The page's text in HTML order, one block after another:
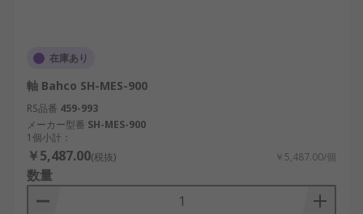
在庫あり
軸 Bahco SH-MES-900
RS品番 459-993
メーカー型番 SH-MES-900
1個小計：
￥5,487.00(税抜) ￥5,487.00/個
数量